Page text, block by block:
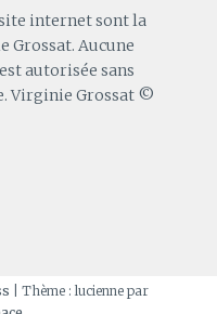
internet sont la
Grossat. Aucune
autorisée sans
Virginie Grossat ©
Thème : lucienne par